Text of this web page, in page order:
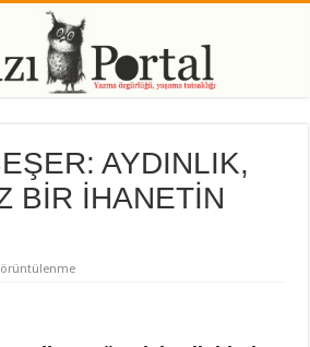
AYDINLIK,
BİR İHANETİN